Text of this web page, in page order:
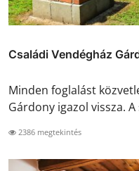
Családi Vendégház
Minden foglalást
Gárdony igazol vissza. A
2386 megtekintés